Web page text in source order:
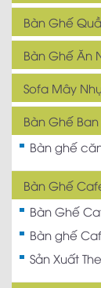
Bàn Ghế
Bàn Ghế Ăn
Sofa Mây
Bàn Ghế
Bàn ghế
Bàn Ghế
Bàn Ghế
Bàn ghế
Sản Xuất